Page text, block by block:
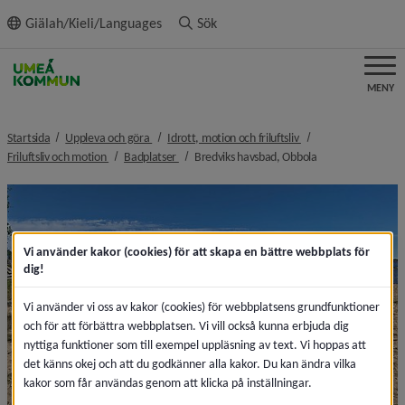
innehållet
Giälah/Kieli/Languages Sök
MENY
Startsida Uppleva och göra nivå i brödsmulenavigeringen
Idrott, motion och friluftsliv nivå i
Friluftsliv och motion nivå i brödsmulenavigeringen
Badplatser nivå i brödsmulenavigeringen
Bredviks havsbad, Obbolanivå i
Vi använder kakor (cookies) för att skapa en bättre webbplats för
dig!
Vi använder vi oss av kakor (cookies) för webbplatsens grundfunktioner
och för att förbättra webbplatsen. Vi vill också kunna erbjuda dig
nyttiga funktioner som till exempel uppläsning av text. Vi hoppas att
det känns okej och att du godkänner alla kakor. Du kan ändra vilka
kakor som får användas genom att klicka på inställningar.